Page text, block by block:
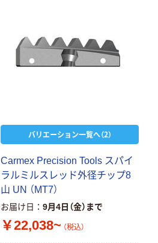
バリエーション一覧へ（2）
Carmex Precision Too ls スパイ
ラ ルミ ル ス レ ッ ド外径チ ッ プ8
山 UN （ MT7）
お届け日 9月4日（金）まで
￥22,038~ （税込）